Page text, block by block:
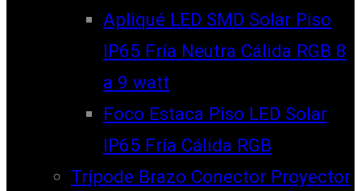
Apliqué LED SMD Solar Piso
IP65 Fría Neutra Cálida RGB 8
a 9 watt
Foco Estaca Piso LED Solar
IP65 Fría Cálida RGB
Trípode Brazo Conector Proyector